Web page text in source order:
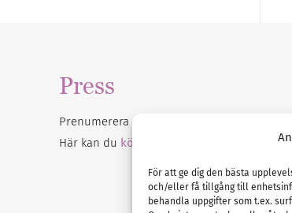
För att ge dig den bästa
och/eller få tillgång till
behandla uppgifter som t.ex.
Press
Prenumerera på vårt
Här kan du köpa Bröllopsmagasinet